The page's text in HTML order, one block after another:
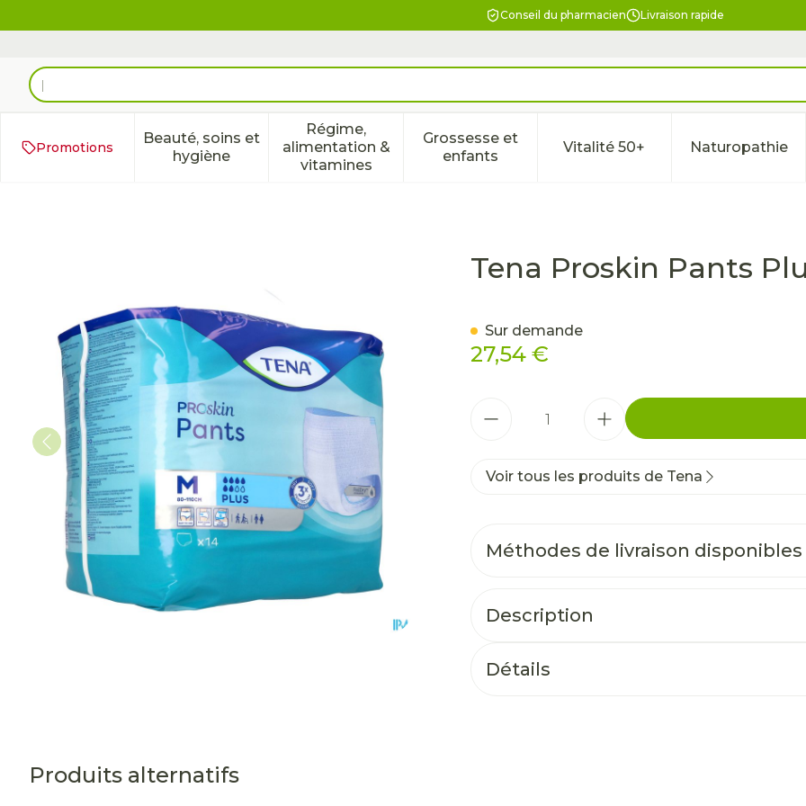
Conseil du pharmacien Livraison rapide
Rechercher
Promotions
Beauté, soins et
hygièneAfficher le sous-menu pour la catégorie Beauté, soins et hygiène
Régime,
alimentation &
vitamines
Afficher le sous-menu pour la catégorie Régime, alimentation &
Grossesse et
enfantsAfficher le sous-menu pour la catégorie
Vitalité 50+Afficher le sous-menu pour
Naturopathie
Afficher
Tena Proskin Pants Plus Medium 14Tena Proskin Pants
27,54 €
Sur demande
Voir tous les produits de Tena
Méthodes de livraison disponibles
Description
Détails
Produits alternatifs